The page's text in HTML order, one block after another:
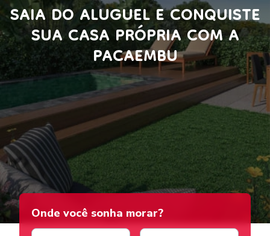
SAIA DO ALUGUEL E CONQUISTE
SUA CASA PRÓPRIA COM A
PACAEMBU
Onde você sonha morar?A pacaembu te